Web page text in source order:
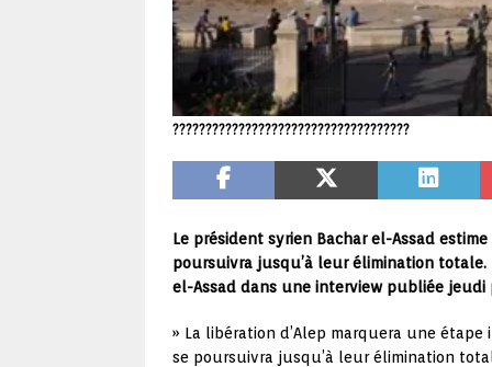
????????????????????????????????????
Le président syrien Bachar el-Assad
poursuivra jusqu’à leur élimination totale.
el-Assad dans une interview publiée
» La libération d’Alep marquera une
se poursuivra jusqu’à leur élimination